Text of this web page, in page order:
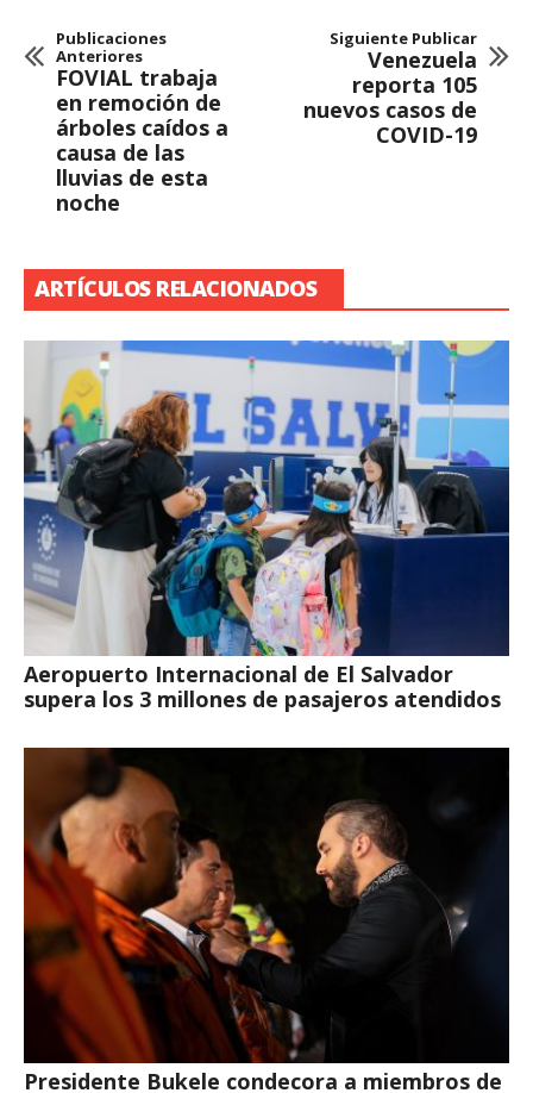
Publicaciones
Anteriores
FOVIAL trabaja
en remoción de
árboles caídos a
causa de las
lluvias de esta
noche
Siguiente Publicar
Venezuela
reporta 105
nuevos casos de
COVID-19
ARTÍCULOS RELACIONADOS
Aeropuerto Internacional de El Salvador
supera los 3 millones de pasajeros atendidos
Presidente Bukele condecora a miembros de